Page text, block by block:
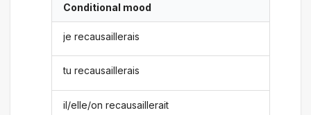
Conditional mood
je recausaillerais
tu recausaillerais
il/elle/on recausaillerait